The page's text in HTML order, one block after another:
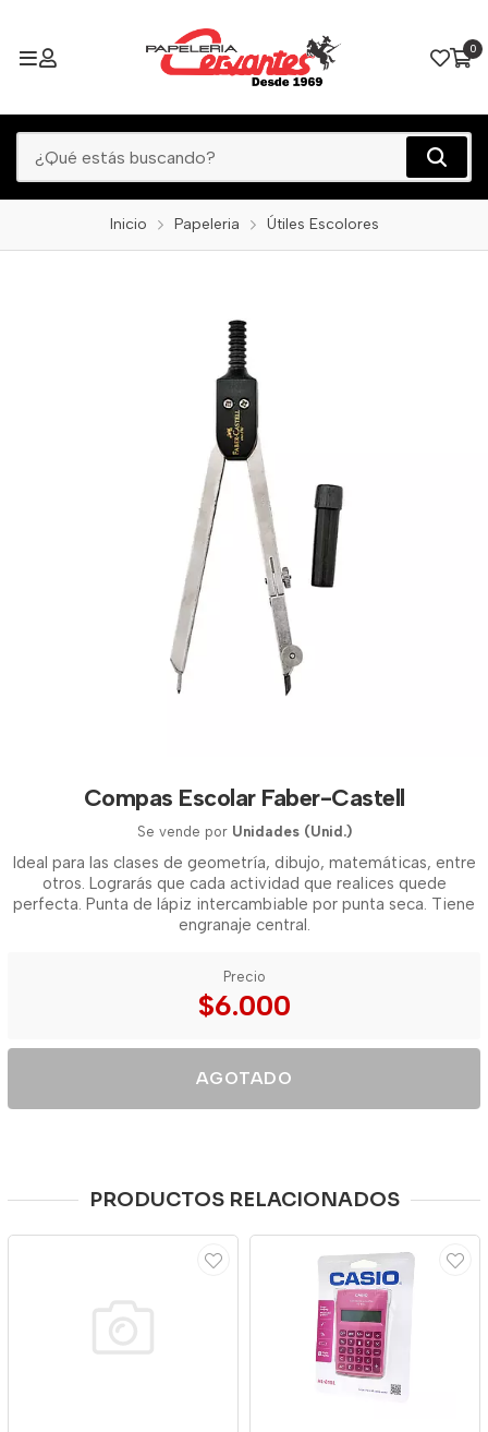
0
Inicio Papeleria Útiles Escolores
Compas Escolar Faber-Castell
Se vende por Unidades (Unid.)
Ideal para las clases de geometría, dibujo, matemáticas, entre
otros. Lograrás que cada actividad que realices quede
perfecta. Punta de lápiz intercambiable por punta seca. Tiene
engranaje central.
Precio
$6.000
AGOTADO
PRODUCTOS RELACIONADOS